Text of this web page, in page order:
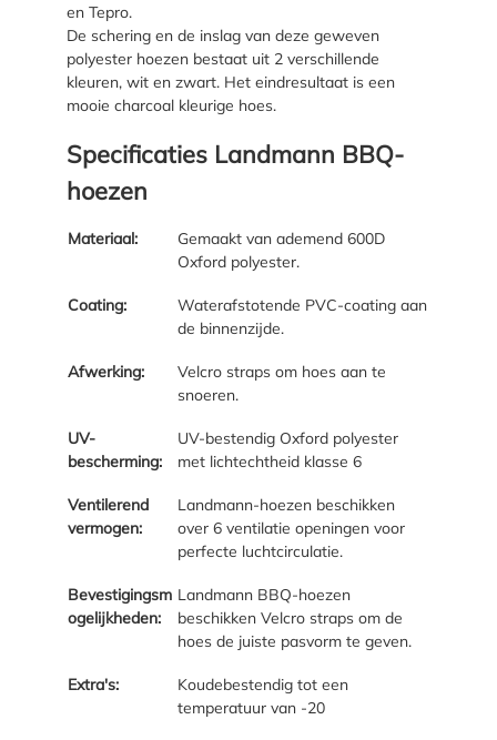
en Tepro.
De schering en de inslag van deze geweven
polyester hoezen bestaat uit 2 verschillende
kleuren, wit en zwart. Het eindresultaat is een
mooie charcoal kleurige hoes.
Specificaties Landmann BBQ-
hoezen
Materiaal:
Gemaakt van ademend 600D
Oxford polyester.
Coating:
Waterafstotende PVC-coating aan
de binnenzijde.
Afwerking:
Velcro straps om hoes aan te
snoeren.
UV-
bescherming:
UV-bestendig Oxford polyester
met lichtechtheid klasse 6
Ventilerend
vermogen:
Landmann-hoezen beschikken
over 6 ventilatie openingen voor
perfecte luchtcirculatie.
Bevestigingsm
ogelijkheden:
Landmann BBQ-hoezen
beschikken Velcro straps om de
hoes de juiste pasvorm te geven.
Extra's:
Koudebestendig tot een
temperatuur van -20